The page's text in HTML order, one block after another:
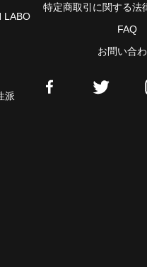
LABO
派
特定商取引に関する法
FAQ
お問い合